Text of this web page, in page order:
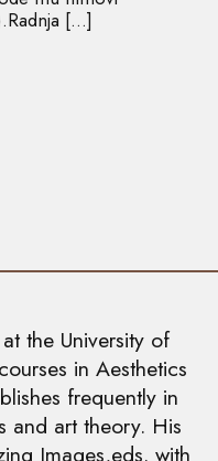
[…]
the University of
in Aesthetics
frequently in
and art theory. His
Images,eds. with